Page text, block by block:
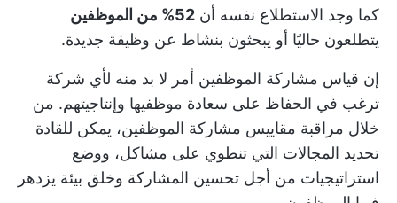
كما وجد الاستطلاع نفسه أن 52% من الموظفين
يتطلعون حاليًا أو يبحثون بنشاط عن وظيفة جديدة.
إن قياس مشاركة الموظفين أمر لا بد منه لأي شركة
ترغب في الحفاظ على سعادة موظفيها وإنتاجيتهم. من
خلال مراقبة مقاييس مشاركة الموظفين، يمكن للقادة
تحديد المجالات التي تنطوي على مشاكل، ووضع
استراتيجيات من أجل تحسين المشاركة وخلق بيئة يزدهر